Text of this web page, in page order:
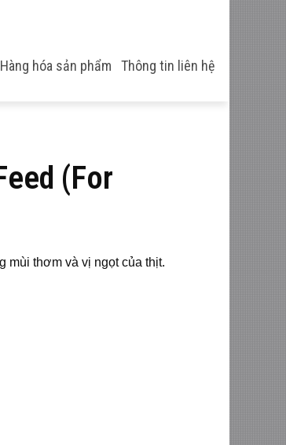
Hàng hóa sản phẩm Thông tin liên hệ
(For
mùi thơm và vị ngọt của thịt.